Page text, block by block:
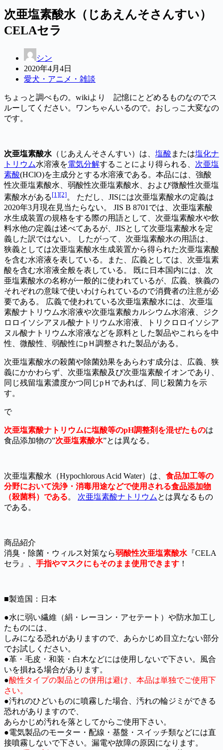
次亜塩素酸水（じあえんそさんすい）
CELAセラ
シン
2020年4月4日
愛犬・アニメ・雑談
ちょっと調べもの。wikiより 記憶にとどめるものなのでス
ルーしてください。ワンちゃんいるので。おしっこ大変なの
です。
次亜塩素酸水 （じあえんそさんすい）は、 塩酸 または塩化ナ
トリウム水溶液を電気分解することにより得られる、 次亜塩
素酸(HClO)を主成分とする水溶液である。本品には、強酸
性次亜塩素酸水、弱酸性次亜塩素酸水、および微酸性次亜塩
素酸水がある [1][2]。 ただし、JISには次亜塩素酸水の定義は
2020年3月現在見当たらない。 JIS B 8701では、次亜塩素酸
水生成装置の規格をする際の用語として、次亜塩素酸水や飲
料水他の定義は述べてあるが、JISとして次亜塩素酸水を定
義した訳ではない。 したがって、次亜塩素酸水の用語は、
狭義としては次亜塩素酸水生成装置から得られた次亜塩素酸
を含む水溶液を表している。また、広義としては、次亜塩素
酸を含む水溶液全般を表している。 既に日本国内には、次
亜塩素酸水の名称が一般的に使われているが、広義、狭義の
それぞれの意味で使いわけられているので消費者の注意が必
要である。 広義で使われている次亜塩素酸水には、次亜塩
素酸ナトリウム水溶液や次亜塩素酸カルシウム水溶液、ジク
ロロイソシアヌル酸ナトリウム水溶液、トリクロロイソシア
ヌル酸ナトリウム水溶液などを原料とした製品やこれらを中
性、微酸性、弱酸性にpＨ調整された製品がある。
次亜塩素酸水の殺菌や除菌効果をあらわす成分は、広義、狭
義にかかわらず、次亜塩素酸及び次亜塩素酸イオンであり、
同じ残留塩素濃度かつ同じpＨであれば、同じ殺菌力を示
す。
で
次亜塩素酸ナトリウムに塩酸等のpH調整剤を混ぜたものは
食品添加物の”次亜塩素酸水”とは異なる。
次亜塩素酸水（Hypochlorous Acid Water）は、 食品加工等の
分野において洗浄・消毒用途などで使用される食品添加物
（殺菌料）である。 次亜塩素酸ナトリウム とは異なるもの
である。
商品紹介
消臭・除菌・ウィルス対策なら弱酸性次亜塩素酸水 『CELA
セラ』、 手指やマスクにもそのまま使用できます ！
■製造国：日本
●水に弱い繊維（絹・レーヨン・アセテート）や防水加工し
たものには、
しみになる恐れがありますので、あらかじめ目立たない部分
でお試しください。
●革・毛皮・和装・白木などには使用しないで下さい。風合
いを損ねる場合があります。
●酸性タイプの製品との併用は避け、本品は単独でご使用下
さい。
●汚れのひどいものに噴霧した場合、汚れの輪ジミができる
恐れがありますので、
あらかじめ汚れを落としてからご使用下さい。
●電気製品のモーター・配線・基盤・スイッチ類などには直
接噴霧しないで下さい。漏電や故障の原因になります。